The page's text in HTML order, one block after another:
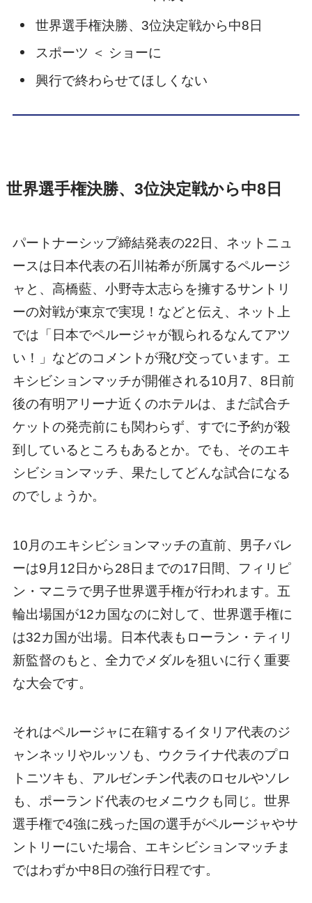
世界選手権決勝、3位決定戦から中8日
スポーツ ＜ ショーに
興行で終わらせてほしくない
世界選手権決勝、3位決定戦から中8日
パートナーシップ締結発表の22日、ネットニュ
ースは日本代表の石川祐希が所属するペルージ
ャと、高橋藍、小野寺太志らを擁するサントリ
ーの対戦が東京で実現！などと伝え、ネット上
では「日本でペルージャが観られるなんてアツ
い！」などのコメントが飛び交っています。エ
キシビションマッチが開催される10月7、8日前
後の有明アリーナ近くのホテルは、まだ試合チ
ケットの発売前にも関わらず、すでに予約が殺
到しているところもあるとか。でも、そのエキ
シビションマッチ、果たしてどんな試合になる
のでしょうか。
10月のエキシビションマッチの直前、男子バレ
ーは9月12日から28日までの17日間、フィリピ
ン・マニラで男子世界選手権が行われます。五
輪出場国が12カ国なのに対して、世界選手権に
は32カ国が出場。日本代表もローラン・ティリ
新監督のもと、全力でメダルを狙いに行く重要
な大会です。
それはペルージャに在籍するイタリア代表のジ
ャンネッリやルッソも、ウクライナ代表のプロ
トニツキも、アルゼンチン代表のロセルやソレ
も、ポーランド代表のセメニウクも同じ。世界
選手権で4強に残った国の選手がペルージャやサ
ントリーにいた場合、エキシビションマッチま
ではわずか中8日の強行日程です。